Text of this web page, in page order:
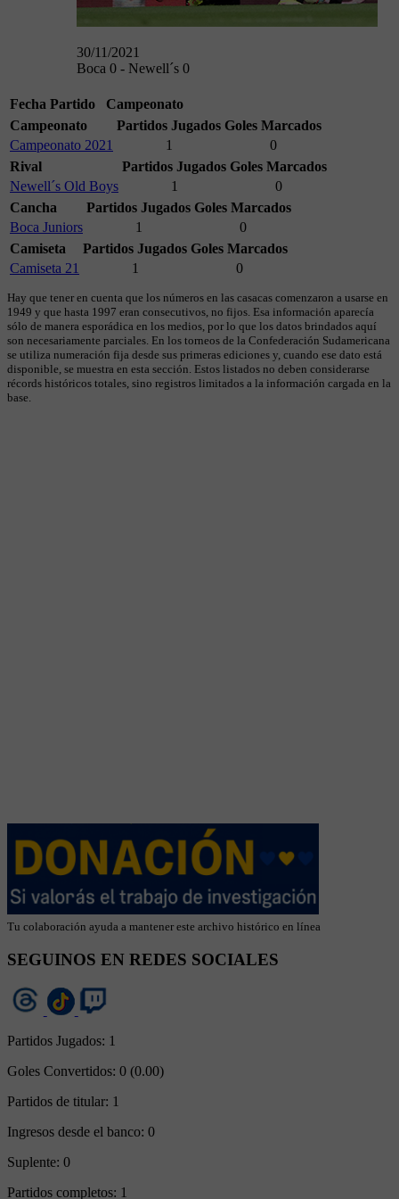
30/11/2021
Boca 0 - Newell´s 0
Fecha Partido
Campeonato
Campeonato
Partidos Jugados Goles Marcados
Campeonato 2021
1
0
Rival
Partidos Jugados Goles Marcados
Newell´s Old Boys
1
0
Cancha
Partidos Jugados Goles Marcados
Boca Juniors
1
0
Camiseta
Partidos Jugados Goles Marcados
Camiseta 21
1 0
Hay que tener en cuenta que los números en las casacas comenzaron a usarse en
1949 y que hasta 1997 eran consecutivos, no fijos. Esa información aparecía
sólo de manera esporádica en los medios, por lo que los datos brindados aquí
son necesariamente parciales. En los torneos de la Confederación Sudamericana
se utiliza numeración fija desde sus primeras ediciones y, cuando ese dato está
disponible, se muestra en esta sección. Estos listados no deben considerarse
récords históricos totales, sino registros limitados a la información cargada en la
base.
Tu colaboración ayuda a mantener este archivo histórico en línea
SEGUINOS EN REDES SOCIALES
Partidos Jugados: 1
Goles Convertidos: 0 (0.00)
Partidos de titular: 1
Ingresos desde el banco: 0
Suplente: 0
Partidos completos: 1